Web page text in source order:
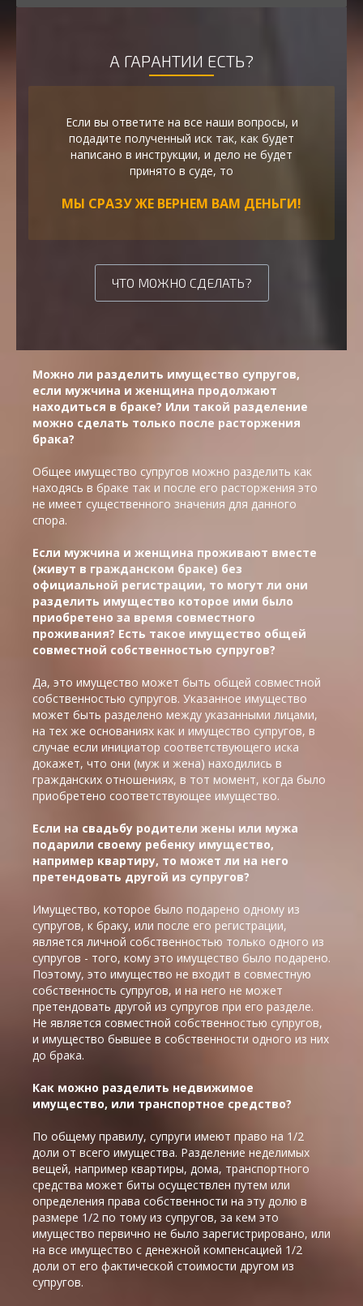
А ГАРАНТИИ ЕСТЬ?
Если вы ответите на все наши вопросы, и
подадите полученный иск так, как будет
написано в инструкции, и дело не будет
принято в суде, то
МЫ СРАЗУ ЖЕ ВЕРНЕМ ВАМ ДЕНЬГИ!
ЧТО МОЖНО СДЕЛАТЬ?
Можно ли разделить имущество супругов,
если мужчина и женщина продолжают
находиться в браке? Или такой разделение
можно сделать только после расторжения
брака?
Общее имущество супругов можно разделить как
находясь в браке так и после его расторжения это
не имеет существенного значения для данного
спора.
Если мужчина и женщина проживают вместе
(живут в гражданском браке) без
официальной регистрации, то могут ли они
разделить имущество которое ими было
приобретено за время совместного
проживания? Есть такое имущество общей
совместной собственностью супругов?
Да, это имущество может быть общей совместной
собственностью супругов. Указанное имущество
может быть разделено между указанными лицами,
на тех же основаниях как и имущество супругов, в
случае если инициатор соответствующего иска
докажет, что они (муж и жена) находились в
гражданских отношениях, в тот момент, когда было
приобретено соответствующее имущество.
Если на свадьбу родители жены или мужа
подарили своему ребенку имущество,
например квартиру, то может ли на него
претендовать другой из супругов?
Имущество, которое было подарено одному из
супругов, к браку, или после его регистрации,
является личной собственностью только одного из
супругов - того, кому это имущество было подарено.
Поэтому, это имущество не входит в совместную
собственность супругов, и на него не может
претендовать другой из супругов при его разделе.
Не является совместной собственностью супругов,
и имущество бывшее в собственности одного из них
до брака.
Как можно разделить недвижимое
имущество, или транспортное средство?
По общему правилу, супруги имеют право на 1/2
доли от всего имущества. Разделение неделимых
вещей, например квартиры, дома, транспортного
средства может биты осуществлен путем или
определения права собственности на эту долю в
размере 1/2 по тому из супругов, за кем это
имущество первично не было зарегистрировано, или
на все имущество с денежной компенсацией 1/2
доли от его фактической стоимости другом из
супругов.